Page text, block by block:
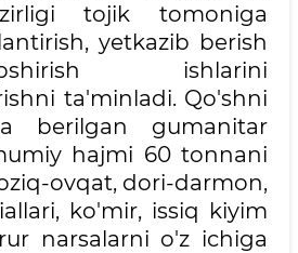
tojik tomoniga
yetkazib berish
ishlarini
ta'minladi. Qo'shni
berilgan gumanitar
hajmi 60 tonnani
ovqat, dori-darmon,
ko'mir, issiq kiyim
narsalarni o'z ichiga